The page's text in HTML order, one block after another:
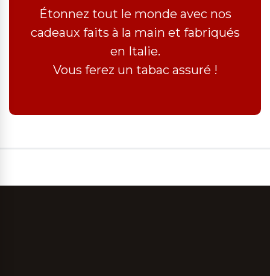
Étonnez tout le monde avec nos
cadeaux faits à la main et fabriqués
en Italie.
Vous ferez un tabac assuré !